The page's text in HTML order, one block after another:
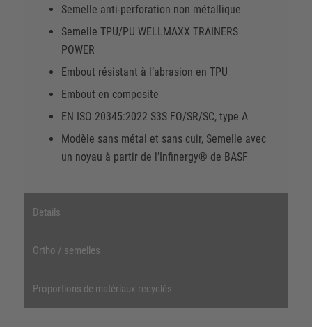
Semelle anti-perforation non métallique
Semelle TPU/PU WELLMAXX TRAINERS
POWER
Embout résistant à l’abrasion en TPU
Embout en composite
EN ISO 20345:2022 S3S FO/SR/SC, type A
Modèle sans métal et sans cuir, Semelle avec
un noyau à partir de l’Infinergy® de BASF
Details
Ortho / semelles
Proportions de matériaux recyclés